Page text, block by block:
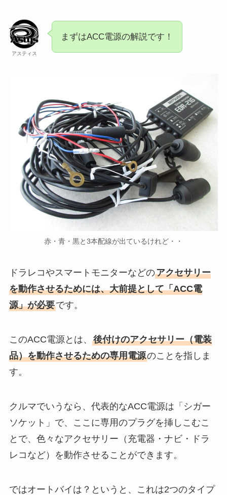
アスティス
まずはACC電源の解説です！
赤・青・黒と3本配線が出ているけれど・・
ドラレコやスマートモニターなどのアクセサリー
を動作させるためには、大前提として「ACC電
源」が必要です。
このACC電源とは、 後付けのアクセサリー（電装
品）を動作させるための専用電源のことを指しま
す。
クルマでいうなら、代表的なACC電源は「シガー
ソケット」で、ここに専用のプラグを挿しこむこ
とで、色々なアクセサリー（充電器・ナビ・ドラ
レコなど）を動作させることができます。
ではオートバイは？というと、これは2つのタイプ